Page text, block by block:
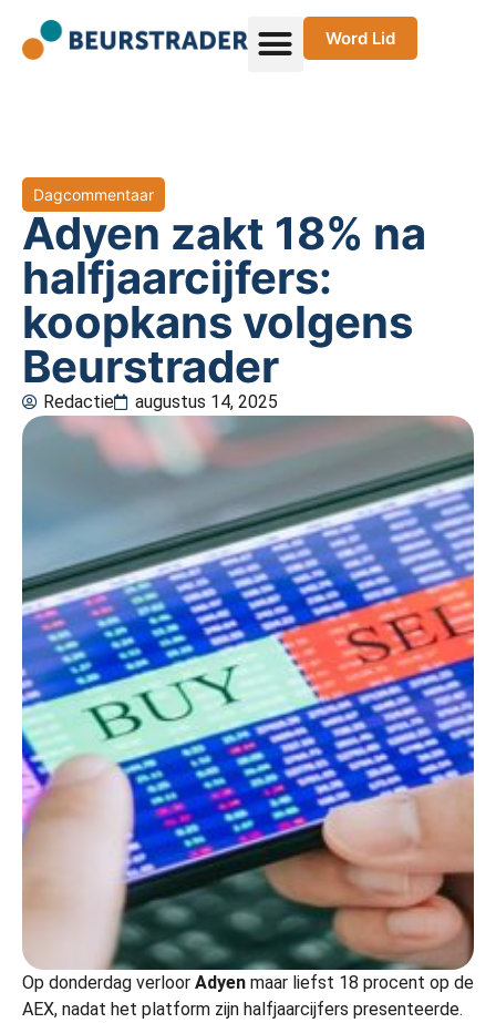
Word Lid
Dagcommentaar
Adyen zakt 18% na
halfjaarcijfers:
koopkans volgens
Beurstrader
Redactie augustus 14, 2025
Op donderdag verloor Adyen maar liefst 18 procent op de
AEX, nadat het platform zijn halfjaarcijfers presenteerde.